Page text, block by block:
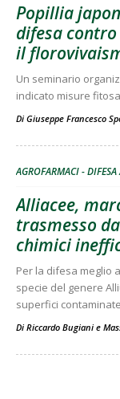
Popillia
difesa
il
Un seminario
indicato misure
Di Giuseppe Francesco
AGROFARMACI - DIFESA
Alliacee,
trasmesso
chimici
Per la difesa meglio
specie del genere
superfici contaminate
Di Riccardo Bugiani e